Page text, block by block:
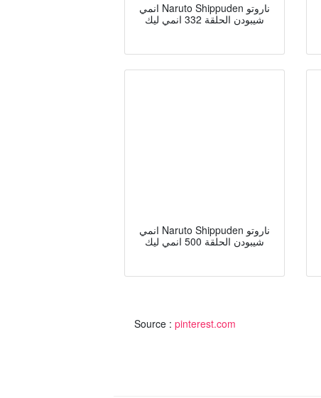
انمي Naruto Shippuden ناروتو
شيبودن الحلقة 332 انمي ليك
انمي Naruto Shippuden ناروتو
شيبودن الحلقة 500 انمي ليك
Source : pinterest.com